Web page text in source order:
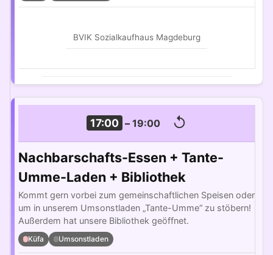
BVIK Sozialkaufhaus Magdeburg
17:00 – 19:00 ↺
Nachbarschafts-Essen + Tante-
Umme-Laden + Bibliothek
Kommt gern vorbei zum gemeinschaftlichen Speisen oder
um in unserem Umsonstladen „Tante-Umme“ zu stöbern!
Außerdem hat unsere Bibliothek geöffnet.
Küfa Umsonstladen